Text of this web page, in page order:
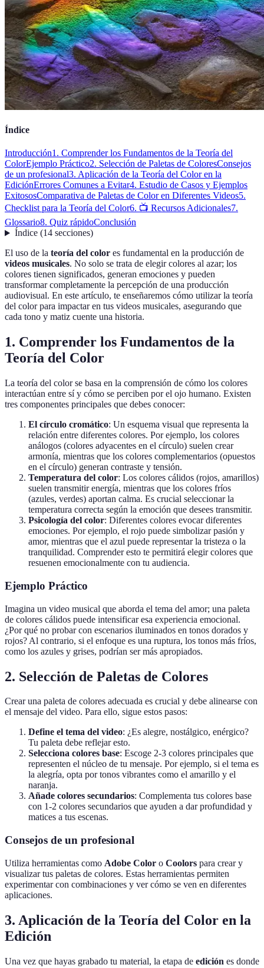
Índice
Introducción1. Comprender los Fundamentos de la Teoría del
ColorEjemplo Práctico2. Selección de Paletas de ColoresConsejos
de un profesional3. Aplicación de la Teoría del Color en la
EdiciónErrores Comunes a Evitar4. Estudio de Casos y Ejemplos
ExitososComparativa de Paletas de Color en Diferentes Videos5.
Checklist para la Teoría del Color6. 📺 Recursos Adicionales7.
Glossario8. Quiz rápidoConclusión
Índice(14 secciones)
El uso de la teoría del color es fundamental en la producción de
videos musicales. No solo se trata de elegir colores al azar; los
colores tienen significados, generan emociones y pueden
transformar completamente la percepción de una producción
audiovisual. En este artículo, te enseñaremos cómo utilizar la teoría
del color para impactar en tus videos musicales, asegurando que
cada tono y matiz cuente una historia.
1. Comprender los Fundamentos de la
Teoría del Color
La teoría del color se basa en la comprensión de cómo los colores
interactúan entre sí y cómo se perciben por el ojo humano. Existen
tres componentes principales que debes conocer:
El círculo cromático: Un esquema visual que representa la
relación entre diferentes colores. Por ejemplo, los colores
análogos (colores adyacentes en el círculo) suelen crear
armonía, mientras que los colores complementarios (opuestos
en el círculo) generan contraste y tensión.
Temperatura del color: Los colores cálidos (rojos, amarillos)
suelen transmitir energía, mientras que los colores fríos
(azules, verdes) aportan calma. Es crucial seleccionar la
temperatura correcta según la emoción que desees transmitir.
Psicología del color: Diferentes colores evocar diferentes
emociones. Por ejemplo, el rojo puede simbolizar pasión y
amor, mientras que el azul puede representar la tristeza o la
tranquilidad. Comprender esto te permitirá elegir colores que
resuenen emocionalmente con tu audiencia.
Ejemplo Práctico
Imagina un video musical que aborda el tema del amor; una paleta
de colores cálidos puede intensificar esa experiencia emocional.
¿Por qué no probar con escenarios iluminados en tonos dorados y
rojos? Al contrario, si el enfoque es una ruptura, los tonos más fríos,
como los azules y grises, podrían ser más apropiados.
2. Selección de Paletas de Colores
Crear una paleta de colores adecuada es crucial y debe alinearse con
el mensaje del video. Para ello, sigue estos pasos:
Define el tema del video: ¿Es alegre, nostálgico, enérgico?
Tu paleta debe reflejar esto.
Selecciona colores base: Escoge 2-3 colores principales que
representen el núcleo de tu mensaje. Por ejemplo, si el tema es
la alegría, opta por tonos vibrantes como el amarillo y el
naranja.
Añade colores secundarios: Complementa tus colores base
con 1-2 colores secundarios que ayuden a dar profundidad y
matices a tus escenas.
Consejos de un profesional
Utiliza herramientas como Adobe Color o Coolors para crear y
visualizar tus paletas de colores. Estas herramientas permiten
experimentar con combinaciones y ver cómo se ven en diferentes
aplicaciones.
3. Aplicación de la Teoría del Color en la
Edición
Una vez que hayas grabado tu material, la etapa de edición es donde